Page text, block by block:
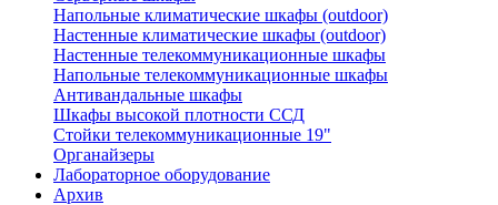
Напольные климатические шкафы (outdoor)
Настенные климатические шкафы (outdoor)
Настенные телекоммуникационные шкафы
Напольные телекоммуникационные шкафы
Антивандальные шкафы
Шкафы высокой плотности ССД
Стойки телекоммуникационные 19"
Органайзеры
Лабораторное оборудование
Архив